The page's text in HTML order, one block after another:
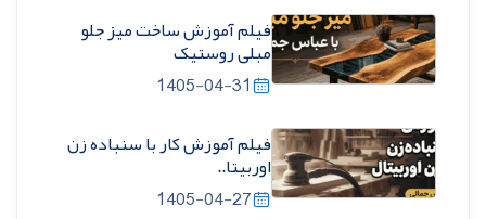
فیلم آموزش ساخت میز جلو
مبلی روستیک
1405-04-31
فیلم آموزش کار با سنباده زن
اوربیتا..
1405-04-27